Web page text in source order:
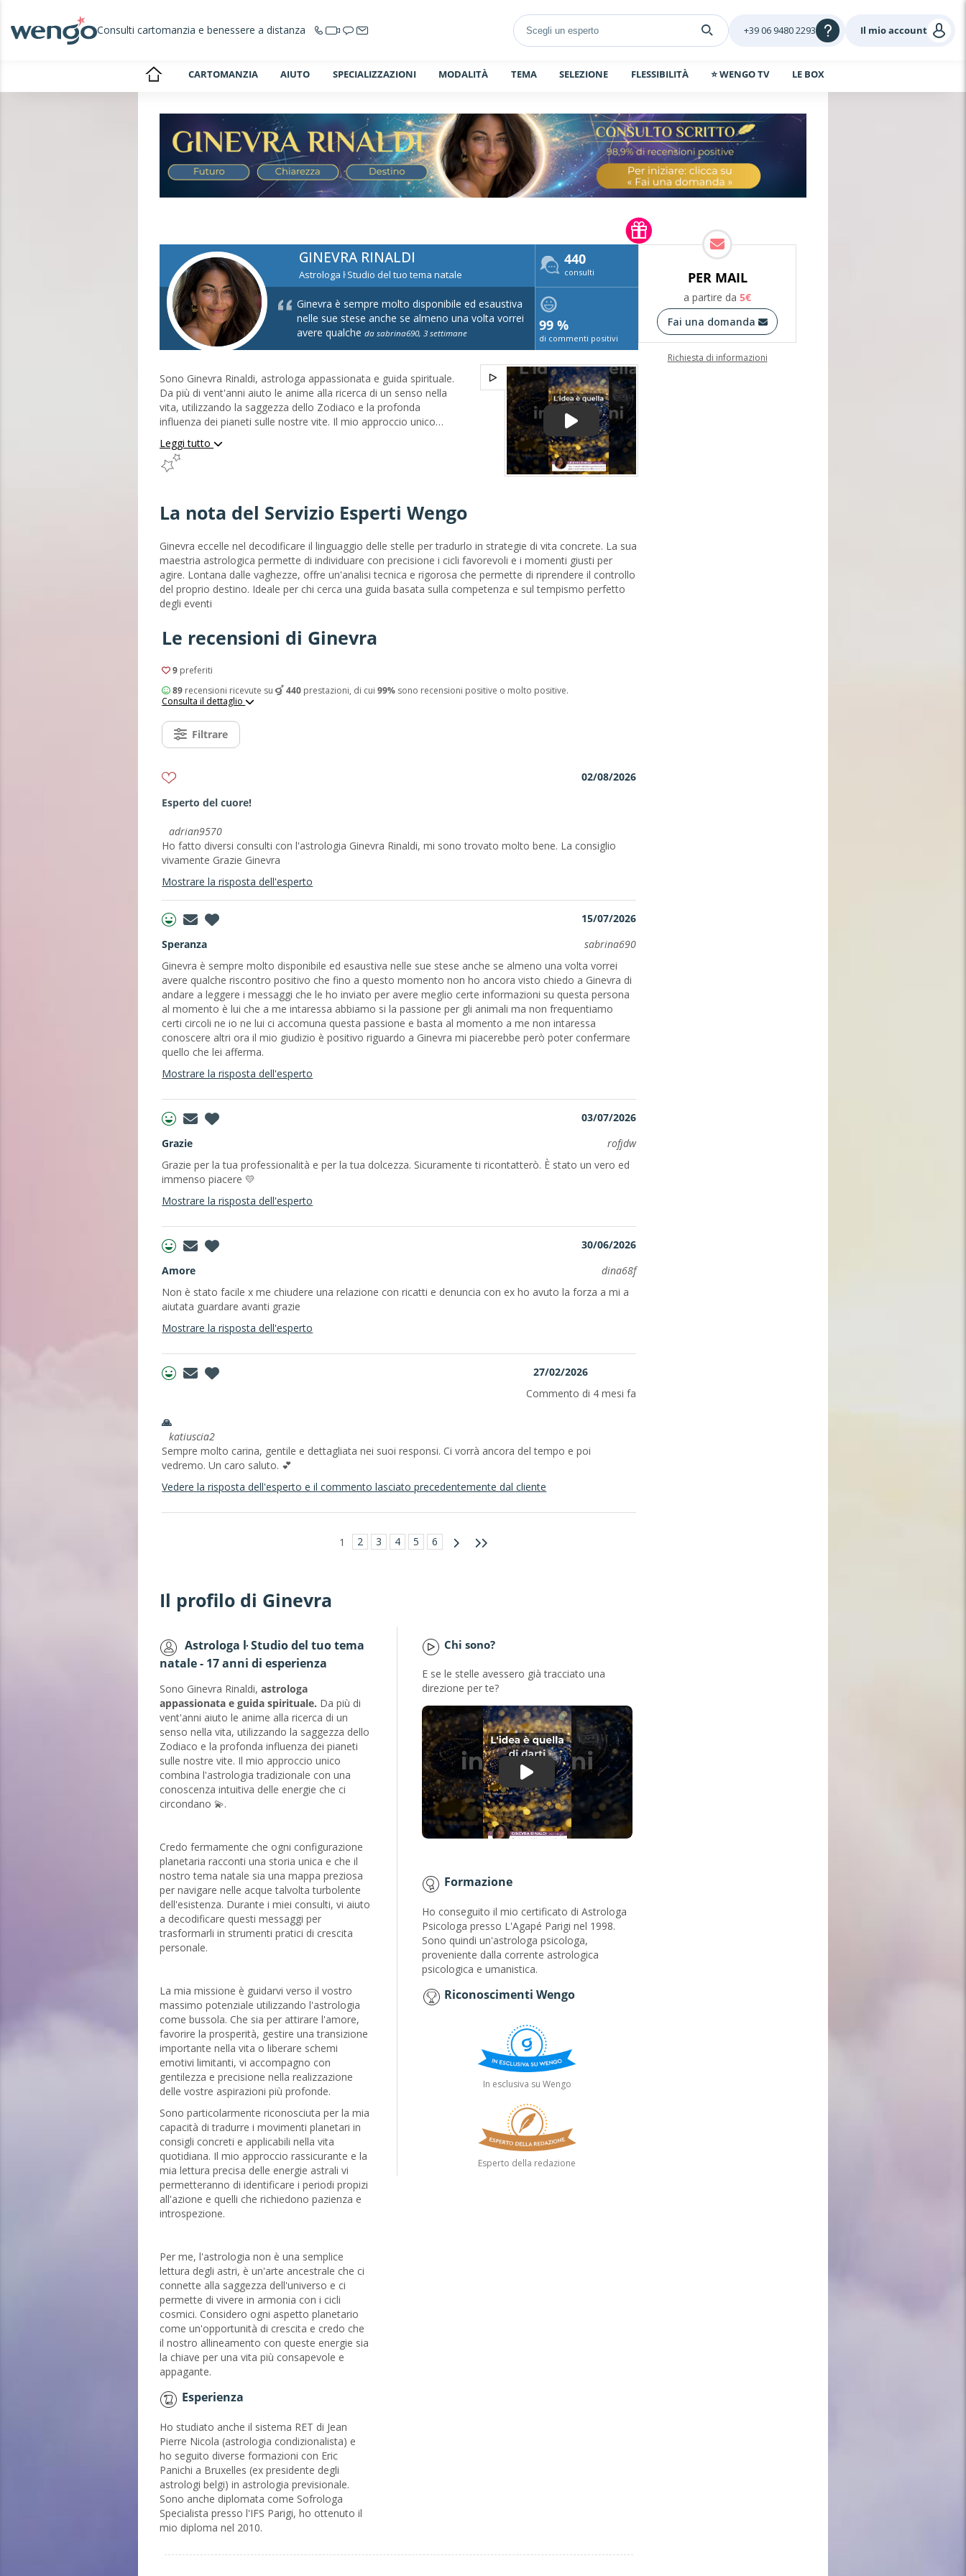
Consulti cartomanzia e benessere a distanza Il mio account
+39 06 9480 2293
CARTOMANZIA AIUTO SPECIALIZZAZIONI MODALITÀ TEMA SELEZIONE FLESSIBILITÀ ⭐ WENGO TV LE BOX
GINEVRA RINALDI
Astrologa ŀ Studio del tuo tema natale
440
consulti
Ginevra è sempre molto disponibile ed esaustiva
nelle sue stese anche se almeno una volta vorrei
avere qualche da sabrina690, 3 settimane 99 %
di commenti positivi
Sono Ginevra Rinaldi, astrologa appassionata e guida spirituale.
Da più di vent'anni aiuto le anime alla ricerca di un senso nella
vita, utilizzando la saggezza dello Zodiaco e la profonda
influenza dei pianeti sulle nostre vite. Il mio approccio unico
delle energie che ci circondano 💫.Credo fermamente che ogni
configurazione planetaria racconti una storia unica e che il
vi aiuto a decodificare questi messaggi per trasformarli in
strumenti pratici di crescita personale.La mia missione è
l'astrologia come bussola. Che sia per attirare l'amore, f...
Leggi tutto
La nota del Servizio Esperti Wengo
Ginevra eccelle nel decodificare il linguaggio delle stelle per tradurlo in strategie di vita concrete. La sua
maestria astrologica permette di individuare con precisione i cicli favorevoli e i momenti giusti per
agire. Lontana dalle vaghezze, offre un'analisi tecnica e rigorosa che permette di riprendere il controllo
del proprio destino. Ideale per chi cerca una guida basata sulla competenza e sul tempismo perfetto
degli eventi
Le recensioni di Ginevra
9 preferiti
89 recensioni ricevute su 440 prestazioni, di cui99% sono recensioni positive o molto positive.
Consulta il dettaglio
Filtrare
Esperto del cuore!
02/08/2026
adrian9570
Ho fatto diversi consulti con l'astrologia Ginevra Rinaldi, mi sono trovato molto bene. La consiglio
vivamente Grazie Ginevra
Mostrare la risposta dell'esperto
15/07/2026
Speranza
sabrina690
Ginevra è sempre molto disponibile ed esaustiva nelle sue stese anche se almeno una volta vorrei
avere qualche riscontro positivo che fino a questo momento non ho ancora visto chiedo a Ginevra di
andare a leggere i messaggi che le ho inviato per avere meglio certe informazioni su questa persona
al momento è lui che a me intaressa abbiamo si la passione per gli animali ma non frequentiamo
certi circoli ne io ne lui ci accomuna questa passione e basta al momento a me non intaressa
conoscere altri ora il mio giudizio è positivo riguardo a Ginevra mi piacerebbe però poter confermare
quello che lei afferma.
Mostrare la risposta dell'esperto
03/07/2026
Grazie
rofjdw
Grazie per la tua professionalità e per la tua dolcezza. Sicuramente ti ricontatterò. È stato un vero ed
immenso piacere 💛
Mostrare la risposta dell'esperto
30/06/2026
Amore
dina68f
Non è stato facile x me chiudere una relazione con ricatti e denuncia con ex ho avuto la forza a mi a
aiutata guardare avanti grazie
Mostrare la risposta dell'esperto
27/02/2026
Commento di 4 mesi fa
🙏
katiuscia2
Sempre molto carina, gentile e dettagliata nei suoi responsi. Ci vorrà ancora del tempo e poi
vedremo. Un caro saluto. 💕
Vedere la risposta dell'esperto e il commento lasciato precedentemente dal cliente
1 2 3 4 5 6
Il profilo di Ginevra
Astrologa ŀ Studio del tuo tema
natale - 17 anni di esperienza
Sono Ginevra Rinaldi, astrologa
appassionata e guida spirituale. Da più di
vent'anni aiuto le anime alla ricerca di un
senso nella vita, utilizzando la saggezza dello
Zodiaco e la profonda influenza dei pianeti
sulle nostre vite. Il mio approccio unico
combina l'astrologia tradizionale con una
conoscenza intuitiva delle energie che ci
circondano 💫.
Credo fermamente che ogni configurazione
planetaria racconti una storia unica e che il
nostro tema natale sia una mappa preziosa
per navigare nelle acque talvolta turbolente
dell'esistenza. Durante i miei consulti, vi aiuto
a decodificare questi messaggi per
trasformarli in strumenti pratici di crescita
personale.
La mia missione è guidarvi verso il vostro
massimo potenziale utilizzando l'astrologia
come bussola. Che sia per attirare l'amore,
favorire la prosperità, gestire una transizione
importante nella vita o liberare schemi
emotivi limitanti, vi accompagno con
gentilezza e precisione nella realizzazione
delle vostre aspirazioni più profonde.
Sono particolarmente riconosciuta per la mia
capacità di tradurre i movimenti planetari in
consigli concreti e applicabili nella vita
quotidiana. Il mio approccio rassicurante e la
mia lettura precisa delle energie astrali vi
permetteranno di identificare i periodi propizi
all'azione e quelli che richiedono pazienza e
introspezione.
Per me, l'astrologia non è una semplice
lettura degli astri, è un'arte ancestrale che ci
connette alla saggezza dell'universo e ci
permette di vivere in armonia con i cicli
cosmici. Considero ogni aspetto planetario
come un'opportunità di crescita e credo che
il nostro allineamento con queste energie sia
la chiave per una vita più consapevole e
appagante.
Esperienza
Ho studiato anche il sistema RET di Jean
Pierre Nicola (astrologia condizionalista) e
ho seguito diverse formazioni con Eric
Panichi a Bruxelles (ex presidente degli
astrologi belgi) in astrologia previsionale.
Sono anche diplomata come Sofrologa
Specialista presso l'IFS Parigi, ho ottenuto il
mio diploma nel 2010.
Chi sono?
E se le stelle avessero già tracciato una
direzione per te?
Formazione
Ho conseguito il mio certificato di Astrologa
Psicologa presso L'Agapé Parigi nel 1998.
Sono quindi un'astrologa psicologa,
proveniente dalla corrente astrologica
psicologica e umanistica.
Riconoscimenti Wengo
In esclusiva su Wengo
Esperto della redazione
PER MAIL
a partire da 5€
Fai una domanda
Richiesta di informazioni